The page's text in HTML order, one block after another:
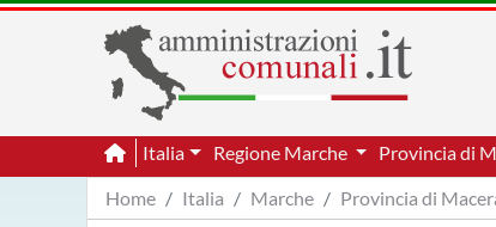
Italia Regione Marche Provincia di
Home
Italia Marche Provincia di